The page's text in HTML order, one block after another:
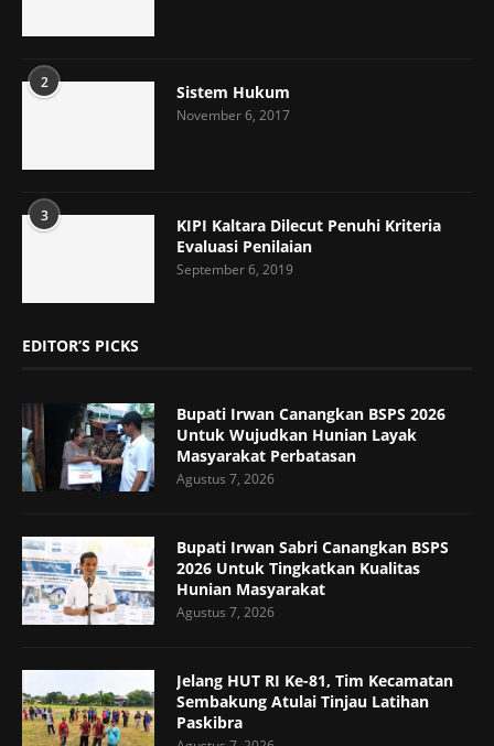
2 Sistem Hukum
November 6, 2017
3
KIPI Kaltara Dilecut Penuhi Kriteria
Evaluasi Penilaian
September 6, 2019
EDITOR’S PICKS
Bupati Irwan Canangkan BSPS 2026
Untuk Wujudkan Hunian Layak
Masyarakat Perbatasan
Agustus 7, 2026
Bupati Irwan Sabri Canangkan BSPS
2026 Untuk Tingkatkan Kualitas
Hunian Masyarakat
Agustus 7, 2026
Jelang HUT RI Ke-81, Tim Kecamatan
Sembakung Atulai Tinjau Latihan
Paskibra